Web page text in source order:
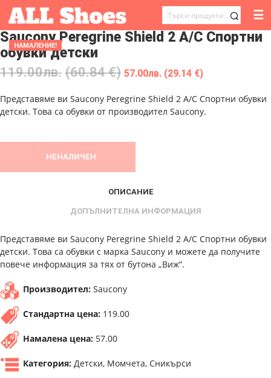
ТЪРСЕНЕ
ЗА:
☰
НАМАЛЕНИЕ!
Saucony Peregrine Shield 2 A/C Спортни
обувки детски
119.00лв. (60.84 €) 57.00лв. (29.14 €)
Представяме ви Saucony Peregrine Shield 2 A/C Спортни обувки
детски. Това са обувки от производител Saucony.
НЕНАЛИЧЕН
ОПИСАНИЕ
ДОПЪЛНИТЕЛНА ИНФОРМАЦИЯ
Представяме ви Saucony Peregrine Shield 2 A/C Спортни обувки
детски. Това са обувки с марка Saucony и можете да получите
повече информация за тях от бутона „Виж“.
Производител: Saucony
Стандартна цена: 119.00
Намалена цена: 57.00
Категория: Детски, Момчета, Сникърси